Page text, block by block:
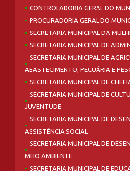
CONTROLADORIA GERAL DO
PROCURADORIA GERAL DO
SECRETARIA MUNICIPAL DA
SECRETARIA MUNICIPAL DE
SECRETARIA MUNICIPAL DE
ABASTECIMENTO, PECUÁRIA E
SECRETARIA MUNICIPAL DE
SECRETARIA MUNICIPAL DE
JUVENTUDE
SECRETARIA MUNICIPAL DE
ASSISTÊNCIA SOCIAL
SECRETARIA MUNICIPAL DE
MEIO AMBIENTE
SECRETARIA MUNICIPAL DE